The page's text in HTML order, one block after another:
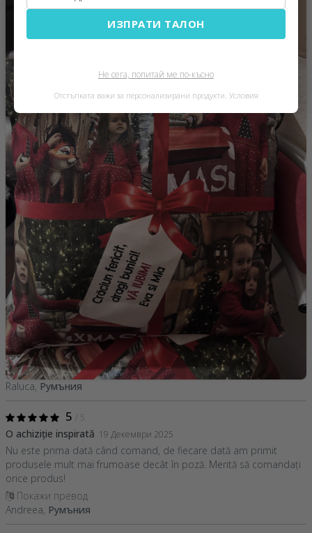
Raluca, Румъния
5 / 5
O achiziție inspirată 19 Декември 2025
Nu este prima dată când comand, de fiecare dată am primit
produsele mult mai frumoase decât în poză. Merită să comandați
orice produs!
Покажи превод
Andreea, Румъния
ИЗПРАТИ ТАЛОН
Не сега, попитай ме по-късно
Отстъпката важи за персонализирани продукти. Условия